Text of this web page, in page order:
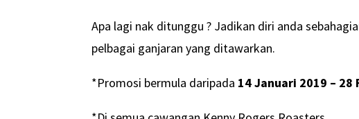
Apa lagi nak ditunggu ? Jadikan diri anda
pelbagai ganjaran yang ditawarkan.
*Promosi bermula daripada 14 Januari 2019 – 28